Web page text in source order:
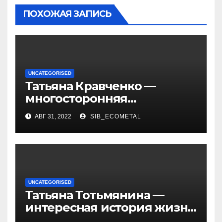
ПОХОЖАЯ ЗАПИСЬ
UNCATEGORISED
Татьяна Кравченко —
многосторонняя
талантливая российская
актриса с богатой
биографией и успешной
карьерой
АВГ 31, 2022 SIB_ECOMETAL
UNCATEGORISED
Татьяна Тотьмянина —
интересная история жизни